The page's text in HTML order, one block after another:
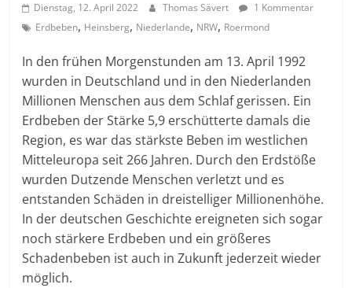
Dienstag, 12. April 2022 Thomas Sävert
1 Kommentar
Erdbeben, Heinsberg, Niederlande, NRW, Roermond
In den frühen Morgenstunden am 13. April 1992
wurden in Deutschland und in den Niederlanden
Millionen Menschen aus dem Schlaf gerissen. Ein
Erdbeben der Stärke 5,9 erschütterte damals die
Region, es war das stärkste Beben im westlichen
Mitteleuropa seit 266 Jahren. Durch den Erdstöße
wurden Dutzende Menschen verletzt und es
entstanden Schäden in dreistelliger Millionenhöhe.
In der deutschen Geschichte ereigneten sich sogar
noch stärkere Erdbeben und ein größeres
Schadenbeben ist auch in Zukunft jederzeit wieder
möglich.